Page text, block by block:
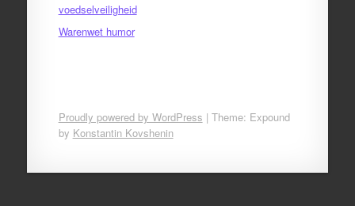
voedselveiligheid
Warenwet humor
Proudly powered by WordPress | Theme: Expound
by Konstantin Kovshenin